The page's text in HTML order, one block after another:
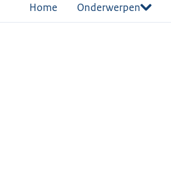
Home Onderwerpen